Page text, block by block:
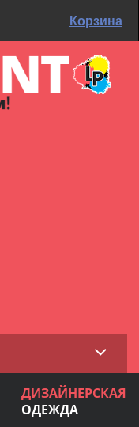
Корзина
ДИЗАЙНЕРСКАЯ
ОДЕЖДА